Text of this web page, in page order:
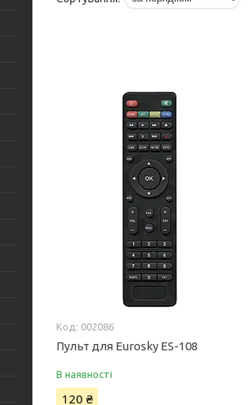
002086
Пульт для Eurosky ES-108
В наявності
120 ₴